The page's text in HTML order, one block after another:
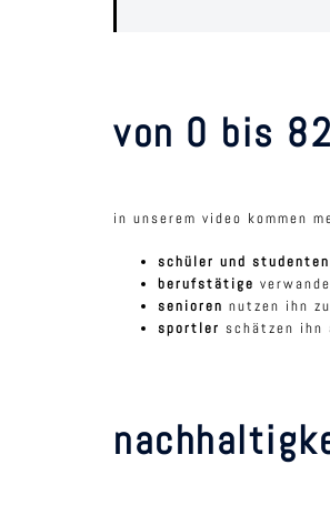
von 0 bis
in unserem video kommen
schüler und studenten
berufstätige
senioren nutzen ihn
sportler schätzen